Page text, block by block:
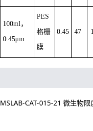
100ml，
0.45μm
PES
格栅
膜
0.45 47
MSLAB-CAT-015-21 微生物